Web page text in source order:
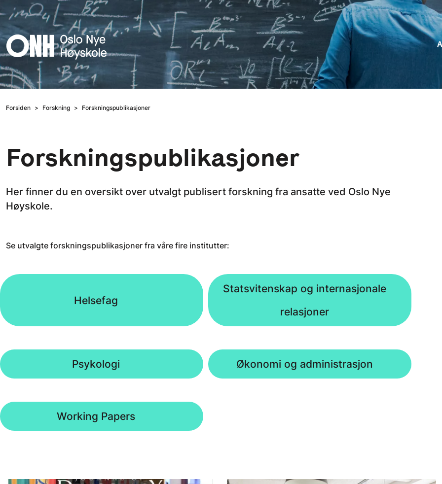
Hopp til hovedinnhold
Forsiden Forskning Forskningspublikasjoner
Forskningspublikasjoner
Her finner du en oversikt over utvalgt publisert forskning fra ansatte ved Oslo Nye
Høyskole.
Se utvalgte forskningspublikasjoner fra våre fire institutter:
Helsefag
Statsvitenskap og internasjonale
relasjoner
Psykologi Økonomi og administrasjon
Working Papers